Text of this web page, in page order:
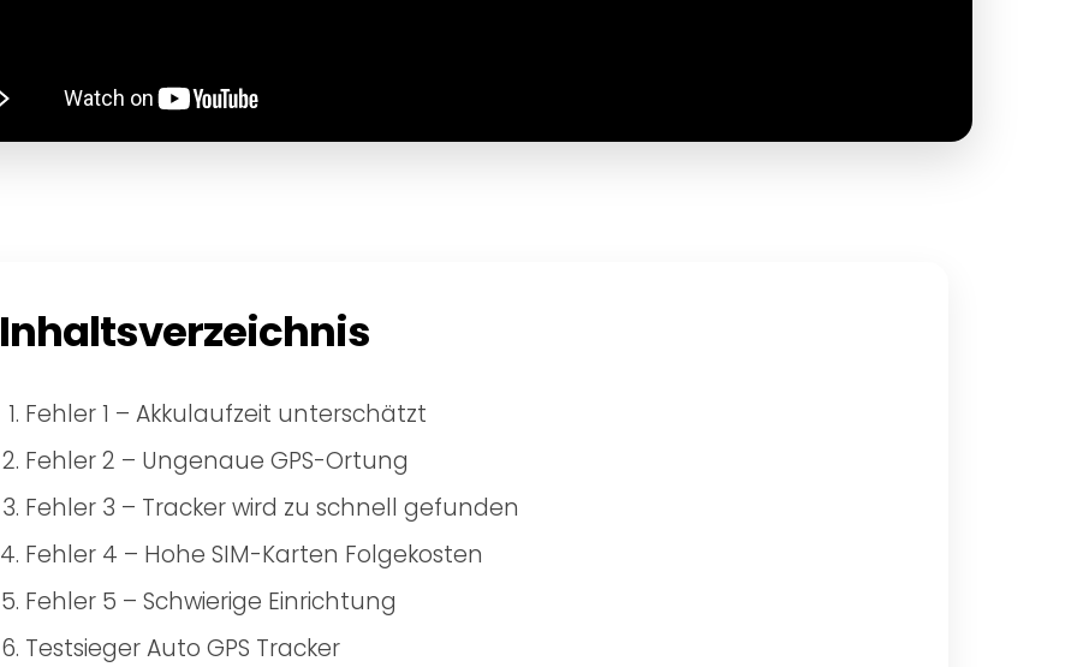
Inhaltsverzeichnis
Fehler 1 – Akkulaufzeit unterschätzt
Fehler 2 – Ungenaue GPS-Ortung
Fehler 3 – Tracker wird zu schnell gefunden
Fehler 4 – Hohe SIM-Karten Folgekosten
Fehler 5 – Schwierige Einrichtung
Testsieger Auto GPS Tracker